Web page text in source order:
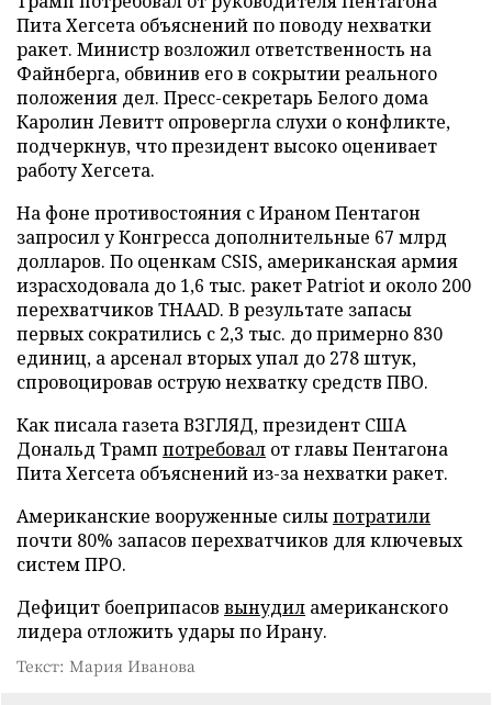
Пита Хегсета объяснений по поводу нехватки
ракет. Министр возложил ответственность на
Файнберга, обвинив его в сокрытии реального
положения дел. Пресс-секретарь Белого дома
Каролин Левитт опровергла слухи о конфликте,
подчеркнув, что президент высоко оценивает
работу Хегсета.
На фоне противостояния с Ираном Пентагон
запросил у Конгресса дополнительные 67 млрд
долларов. По оценкам CSIS, американская армия
израсходовала до 1,6 тыс. ракет Patriot и около 200
перехватчиков THAAD. В результате запасы
первых сократились с 2,3 тыс. до примерно 830
единиц, а арсенал вторых упал до 278 штук,
спровоцировав острую нехватку средств ПВО.
Как писала газета ВЗГЛЯД, президент США
Дональд Трамп потребовал от главы Пентагона
Пита Хегсета объяснений из-за нехватки ракет.
Американские вооруженные силыпотратили
почти 80% запасов перехватчиков для ключевых
систем ПРО.
Дефицит боеприпасов вынудил американского
лидера отложить удары по Ирану.
Текст: Мария Иванова